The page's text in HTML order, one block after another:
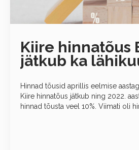
Kiire hinnatõus
jätkub ka
Hinnad tõusid aprillis eelmise
Kiire hinnatõus jätkub ning 2022.
hinnad tõusta veel 10%. Viimati oli